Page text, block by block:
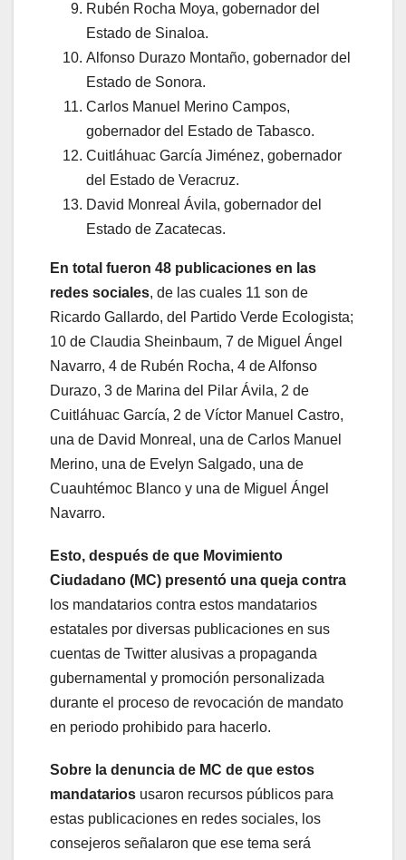
Rubén Rocha Moya, gobernador del
Estado de Sinaloa.
Alfonso Durazo Montaño, gobernador del
Estado de Sonora.
Carlos Manuel Merino Campos,
gobernador del Estado de Tabasco.
Cuitláhuac García Jiménez, gobernador
del Estado de Veracruz.
David Monreal Ávila, gobernador del
Estado de Zacatecas.
En total fueron 48 publicaciones en las
redes sociales, de las cuales 11 son de
Ricardo Gallardo, del Partido Verde Ecologista;
10 de Claudia Sheinbaum, 7 de Miguel Ángel
Navarro, 4 de Rubén Rocha, 4 de Alfonso
Durazo, 3 de Marina del Pilar Ávila, 2 de
Cuitláhuac García, 2 de Víctor Manuel Castro,
una de David Monreal, una de Carlos Manuel
Merino, una de Evelyn Salgado, una de
Cuauhtémoc Blanco y una de Miguel Ángel
Navarro.
Esto, después de que Movimiento
Ciudadano (MC) presentó una queja contra
los mandatarios contra estos mandatarios
estatales por diversas publicaciones en sus
cuentas de Twitter alusivas a propaganda
gubernamental y promoción personalizada
durante el proceso de revocación de mandato
en periodo prohibido para hacerlo.
Sobre la denuncia de MC de que estos
mandatarios usaron recursos públicos para
estas publicaciones en redes sociales, los
consejeros señalaron que ese tema será